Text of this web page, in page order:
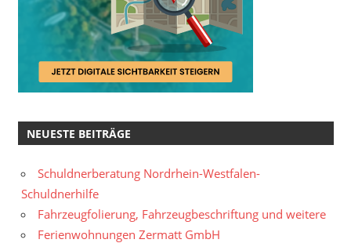
NEUESTE BEITRÄGE
Schuldnerberatung Nordrhein-Westfalen-
Schuldnerhilfe
Fahrzeugfolierung, Fahrzeugbeschriftung und weitere
Ferienwohnungen Zermatt GmbH